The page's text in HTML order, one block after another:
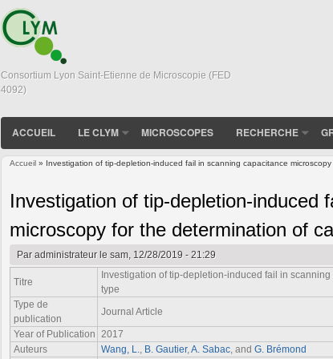
Consortium Lyon Saint-Etienne de Microscopie (FED
4092)
ACCUEIL LE CLYM MICROSCOPES RECHERCHE
Accueil » Investigation of tip-depletion-induced fail in scanning capacitance
Investigation of tip-depletion-induced
microscopy for the determination of
Paradministrateurle sam, 12/28/2019 - 21:29
Titre
Investigation of tip-depletion-induced fail in
type
Type de
publication
Journal Article
Year of Publication
2017
Auteurs
Wang, L. B. Gautier, A. Sabac , and G. Brémond